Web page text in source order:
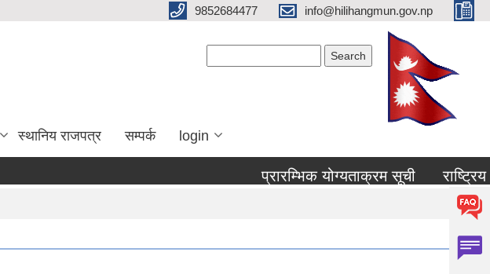
9852684477 info@hilihangmun.gov.np
स्थानिय राजपत्र सम्पर्क login
प्रारम्भिक योग्यताक्रम सूची